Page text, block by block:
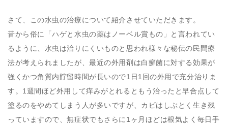
さて、この水虫の治療について紹介させていただきます。
昔から俗に「ハゲと水虫の薬はノーベル賞もの」と言われてい
るように、水虫は治りにくいものと思われ様々な秘伝の民間療
法が考えられましたが、最近の外用剤は白癬菌に対する効果が
強くかつ角質内貯留時間が長いので1日1回の外用で充分治りま
す。1週間ほど外用して痒みがとれるともう治ったと早合点して
塗るのをやめてしまう人が多いですが、カビはしぶとく生き残
っていますので、無症状でもさらに1ヶ月ほどは根気よく毎日手